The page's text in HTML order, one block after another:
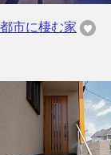
都市に棲む家